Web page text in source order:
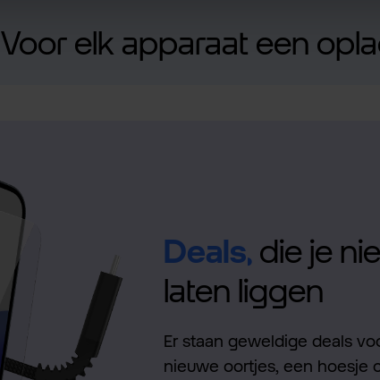
Voor elk apparaat een
Deals, die je
laten liggen
Er staan geweldige deals
nieuwe oortjes, een hoesje